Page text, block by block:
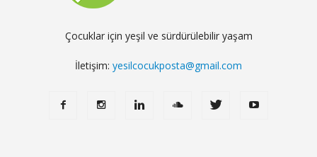
Çocuklar için yeşil ve sürdürülebilir yaşam
İletişim: yesilcocukposta@gmail.com